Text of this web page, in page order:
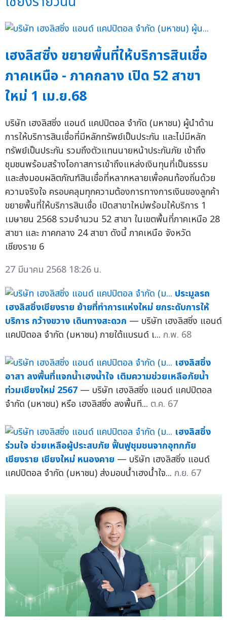
เฮงลิสซิ่ง ขยายพื้นที่ให้บริการสินเชื่อ
ภาคเหนือ - ภาคกลาง เปิด 52 สาขา
ใหม่ 1 เม.ย.68
บริษัท เฮงลิสซิ่ง แอนด์ แคปปิตอล จำกัด (มหาชน) ผู้นำด้าน
การให้บริการสินเชื่อที่มีหลักทรัพย์เป็นประกัน และไม่มีหลัก
ทรัพย์เป็นประกัน รวมถึงตัวแทนนายหน้าประกันภัย เข้าถึง
ชุมชนพร้อมสร้างโอกาสการเข้าถึงแหล่งเงินทุนที่เป็นธรรม
และส่งมอบผลิตภัณฑ์สินเชื่อที่หลากหลายเพื่อคนท้องถิ่นด้วย
ความจริงใจ ครอบคลุมทุกความต้องการทางการเงินของลูกค้า
ขยายพื้นที่ให้บริการสินเชื่อ เปิดสาขาใหม่พร้อมให้บริการ 1
เมษายน 2568 รวมจำนวน 52 สาขา ในเขตพื้นที่ภาคเหนือ 28
สาขา และ ภาคกลาง 24 สาขา ดังนี้ ภาคเหนือ จังหวัด
เชียงราย 6
27 มีนาคม 2568 18:26 น.
ประมูลรถ
เฮงลิสซิ่งเชียงราย ย้ายที่ทำการแห่งใหม่ ยกระดับการให้
บริการ กว้างขวาง เดินทางสะดวก — บริษัท เฮงลิสซิ่ง แอนด์
แคปปิตอล จำกัด (มหาชน) ภายใต้แบรนด์ เ... ก.พ. 68
เฮงลิสซิ่ง
อาสา ลงพื้นที่แจกน้ำเฮงน้ำใจ เติมความช่วยเหลือภัยน้ำ
ท่วมเชียงใหม่ 2567 — บริษัท เฮงลิสซิ่ง แอนด์ แคปปิตอล
จำกัด (มหาชน) หรือ เฮงลิสซิ่ง ลงพื้นที... ต.ค. 67
เฮงลิสซิ่ง
ร่วมใจ ช่วยเหลือผู้ประสบภัย ฟื้นฟูชุมชนจากอุทกภัย
เชียงราย เชียงใหม่ หนองคาย — บริษัท เฮงลิสซิ่ง แอนด์
แคปปิตอล จำกัด (มหาชน) ส่งมอบน้ำเฮงน้ำใจ... ก.ย. 67